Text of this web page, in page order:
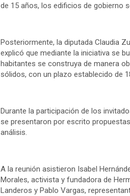
de 15 años, los edificios de gobierno
Posteriormente, la diputada Claudia
explicó que mediante la iniciativa se
habitantes se construya de manera
sólidos, con un plazo establecido de
Durante la participación de los
se presentaron por escrito
análisis.
A la reunión asistieron Isabel
Morales, activista y fundadora de
Landeros y Pablo Vargas,